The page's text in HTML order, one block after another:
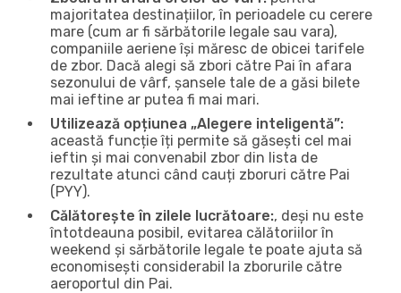
majoritatea destinațiilor, în perioadele cu cerere
mare (cum ar fi sărbătorile legale sau vara),
companiile aeriene își măresc de obicei tarifele
de zbor. Dacă alegi să zbori către Pai în afara
sezonului de vârf, șansele tale de a găsi bilete
mai ieftine ar putea fi mai mari.
Utilizează opțiunea „Alegere inteligentă”:
această funcție îți permite să găsești cel mai
ieftin și mai convenabil zbor din lista de
rezultate atunci când cauți zboruri către Pai
(PYY).
Călătorește în zilele lucrătoare:, deși nu este
întotdeauna posibil, evitarea călătoriilor în
weekend și sărbătorile legale te poate ajuta să
economisești considerabil la zborurile către
aeroportul din Pai.